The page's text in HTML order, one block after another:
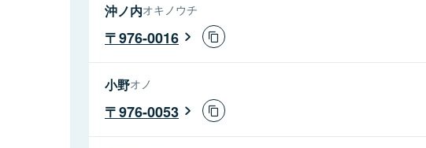
沖ノ内オキノウチ
976-0016
小野オノ
976-0053